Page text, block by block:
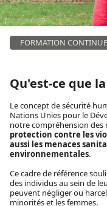
FORMATION CONTINUE
Qu'est-ce que
Le concept de sécurité
Nations Unies pour le
notre compréhension des
protection contre les
aussi les menaces
environnementales.
Ce cadre de référence
des individus au sein de
peuvent négliger ou
minorités et les femmes.